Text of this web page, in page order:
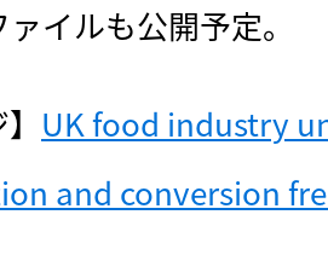
イルも公開予定。
UK food industry
and conversion